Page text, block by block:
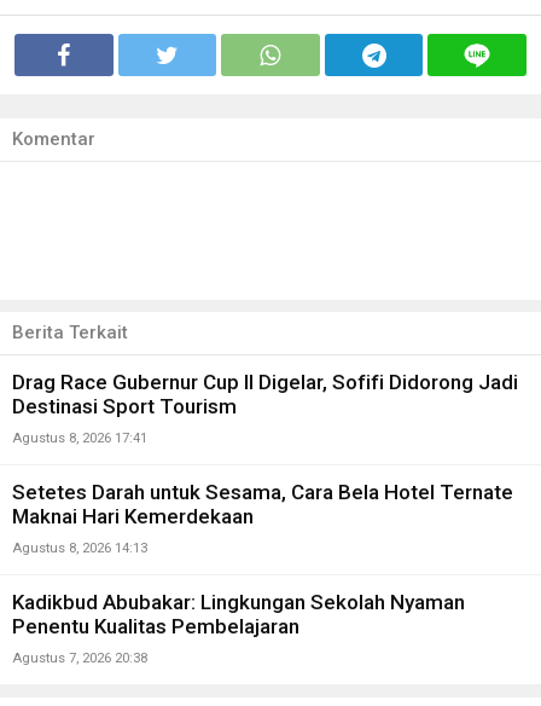
Komentar
Berita Terkait
Drag Race Gubernur Cup II Digelar, Sofifi Didorong Jadi
Destinasi Sport Tourism
Agustus 8, 2026 17:41
Setetes Darah untuk Sesama, Cara Bela Hotel Ternate
Maknai Hari Kemerdekaan
Agustus 8, 2026 14:13
Kadikbud Abubakar: Lingkungan Sekolah Nyaman
Penentu Kualitas Pembelajaran
Agustus 7, 2026 20:38